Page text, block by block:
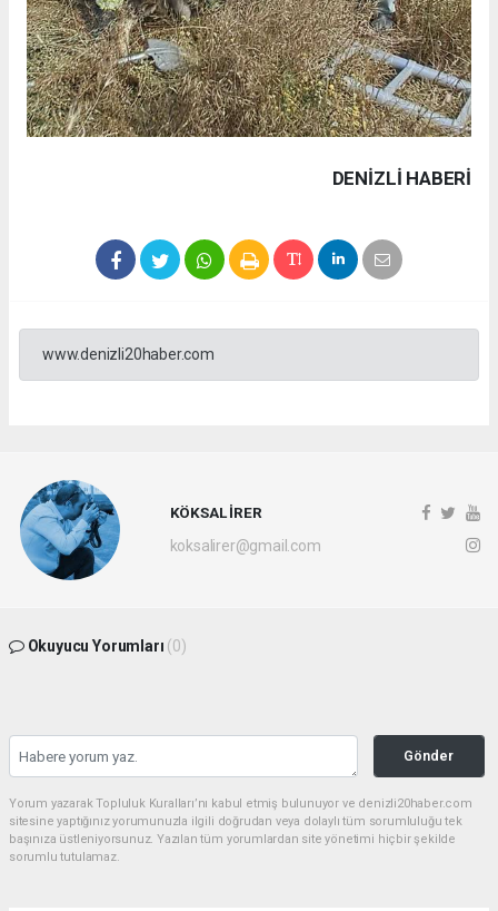
DENIZLI HABERİ
www.denizli20haber.com
KÖKSAL İRER
koksalirer@gmail.com
Okuyucu Yorumları (0)
Gönder
Yorum yazarak Topluluk Kuralları’nı kabul etmiş bulunuyor ve denizli20haber.com
sitesine yaptığınız yorumunuzla ilgili doğrudan veya dolaylı tüm sorumluluğu tek
başınıza üstleniyorsunuz. Yazılan tüm yorumlardan site yönetimi hiçbir şekilde
sorumlu tutulamaz.